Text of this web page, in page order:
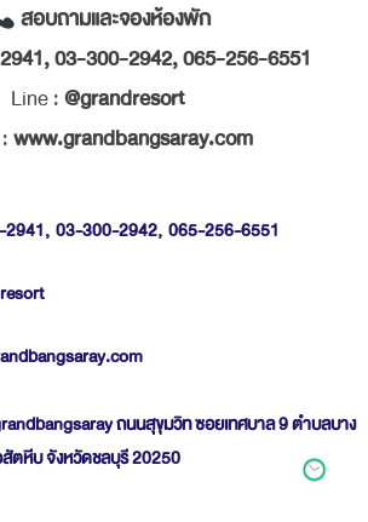
สอบถามและจองห้องพัก
03-300-2942, 065-256-6551
Line :@grandresort
www.grandbangsaray.com
03-300-2942, 065-256-6551
ถนนสุขุมวิท ซอยเทศบาล 9 ตำบลบาง
สัตหีบ จังหวัดชลบุรี 20250